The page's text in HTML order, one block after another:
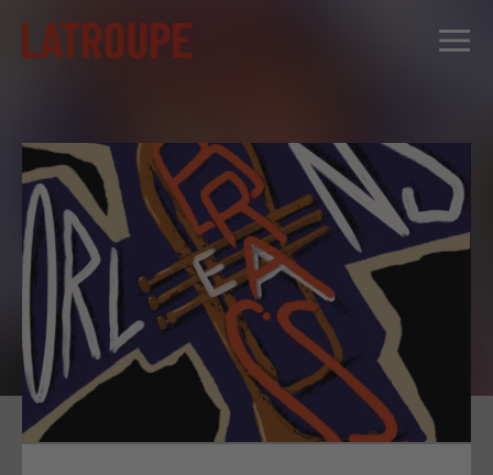
DESTINATIONS
OFFRES
CITY STORIES
ÉVÉNEMENTS
GROUPES